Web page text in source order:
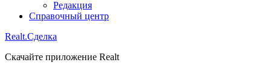
Редакция
Справочный центр
Realt.Сделка
Скачайте приложение Realt